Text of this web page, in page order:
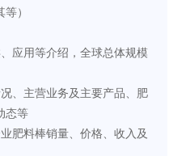
）
应用等介绍，全球总体规模
、主营业务及主要产品、肥
态等
肥料棒销量、价格、收入及